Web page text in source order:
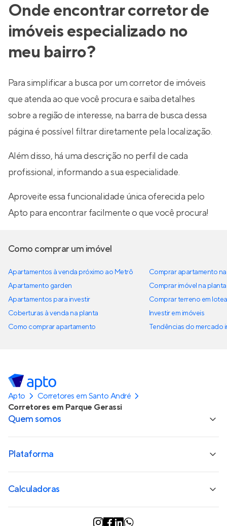
Onde encontrar corretor de
imóveis especializado no
meu bairro?
Para simplificar a busca por um corretor de imóveis
que atenda ao que você procura e saiba detalhes
sobre a região de interesse, na barra de busca dessa
página é possível filtrar diretamente pela localização.
Além disso, há uma descrição no perfil de cada
profissional, informando a sua especialidade.
Aproveite essa funcionalidade única oferecida pelo
Apto para encontrar facilmente o que você procura!
Como comprar um imóvel
Apartamentos à venda próximo ao Metrô
Apartamento garden
Apartamentos para investir
Coberturas à venda na planta
Como comprar apartamento
Comprar apartamento
Comprar imóvel na planta
Comprar terreno em
Investir em imóveis
Tendências do mercado
Apto
Corretores em Santo André
Corretores em Parque Gerassi
Quem somos
Plataforma
Calculadoras